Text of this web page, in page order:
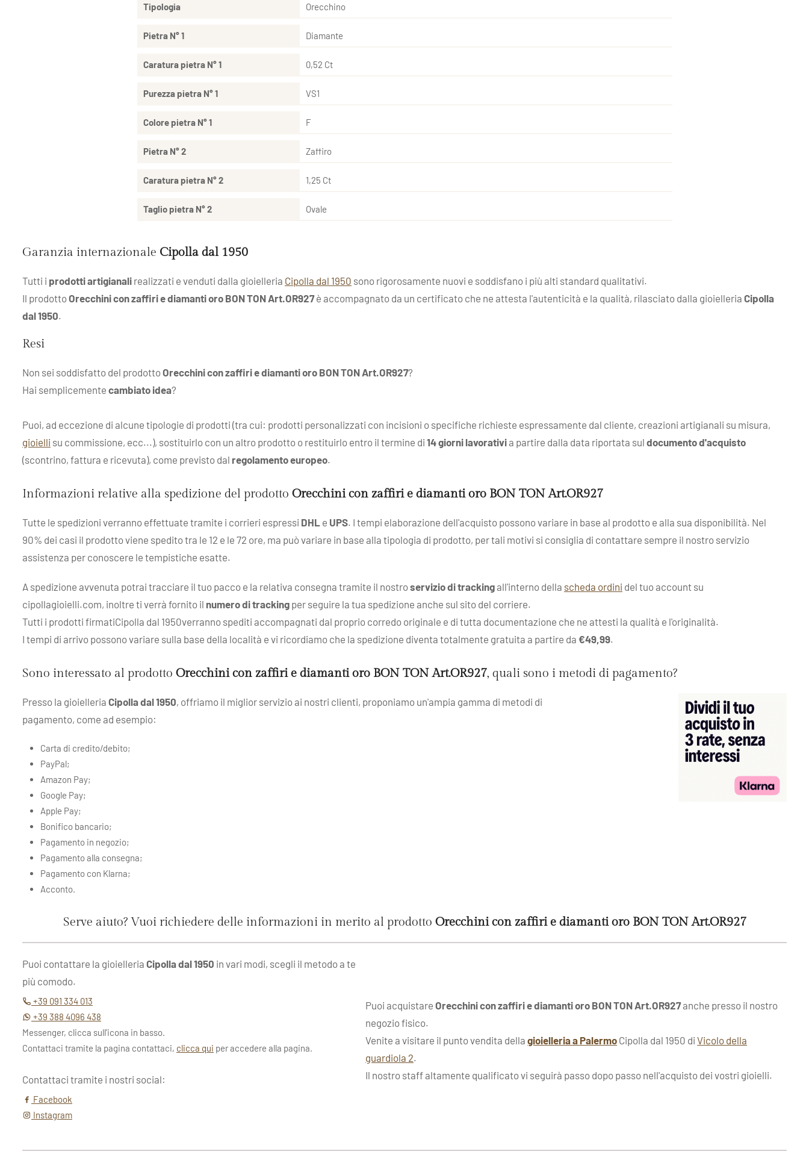
Tipologia Orecchino
Pietra N° 1 Diamante
Caratura pietra N° 1 0,52 Ct
Purezza pietra N° 1 VS1
Colore pietra N° 1 F
Pietra N° 2 Zaffiro
Caratura pietra N° 2 1,25 Ct
Taglio pietra N° 2 Ovale
Garanzia internazionale Cipolla dal 1950
Tutti i prodotti artigianali realizzati e venduti dalla gioielleria Cipolla dal 1950 sono rigorosamente nuovi e soddisfano i più alti standard qualitativi.
Il prodottoOrecchini con zaffiri e diamanti oro BON TON Art.OR927è accompagnato da un certificato che ne attesta l'autenticità e la qualità, rilasciato dalla gioielleria Cipolla
dal 1950.
Resi
Non sei soddisfatto del prodottoOrecchini con zaffiri e diamanti oro BON TON Art.OR927?
Hai semplicemente cambiato idea?
Puoi, ad eccezione di alcune tipologie di prodotti (tra cui: prodotti personalizzati con incisioni o specifiche richieste espressamente dal cliente, creazioni artigianali su misura,
gioielli su commissione, ecc...), sostituirlo con un altro prodotto o restituirlo entro il termine di 14 giorni lavorativia partire dalla data riportata sul documento d'acquisto
(scontrino, fattura e ricevuta), come previsto dal regolamento europeo.
Informazioni relative alla spedizione del prodotto Orecchini con zaffiri e diamanti oro BON TON Art.OR927
Tutte le spedizioni verranno effettuate tramite i corrieri espressi DHL e UPS. I tempi elaborazione dell'acquisto possono variare in base al prodotto e alla sua disponibilità. Nel
90% dei casi il prodotto viene spedito tra le 12 e le 72 ore, ma può variare in base alla tipologia di prodotto, per tali motivi si consiglia di contattare sempre il nostro servizio
assistenza per conoscere le tempistiche esatte.
A spedizione avvenuta potrai tracciare il tuo pacco e la relativa consegna tramite il nostroservizio di trackingall'interno della scheda ordini del tuo account su
cipollagioielli.com, inoltre ti verrà fornito il numero di tracking per seguire la tua spedizione anche sul sito del corriere.
Tutti i prodotti firmatiCipolla dal 1950verranno spediti accompagnati dal proprio corredo originale e di tutta documentazione che ne attesti la qualità e l'originalità.
I tempi di arrivo possono variare sulla base della località e vi ricordiamo che la spedizione diventa totalmente gratuita a partire da €49,99.
Sono interessato al prodotto Orecchini con zaffiri e diamanti oro BON TON Art.OR927, quali sono i metodi di pagamento?
Presso la gioielleria Cipolla dal 1950, offriamo il miglior servizio ai nostri clienti, proponiamo un'ampia gamma di metodi di
pagamento, come ad esempio:
Carta di credito/debito;
PayPal;
Amazon Pay;
Google Pay;
Apple Pay;
Bonifico bancario;
Pagamento in negozio;
Pagamento alla consegna;
Pagamento con Klarna;
Acconto.
Serve aiuto? Vuoi richiedere delle informazioni in merito al prodotto Orecchini con zaffiri e diamanti oro BON TON Art.OR927
Puoi contattare la gioielleria Cipolla dal 1950 in vari modi, scegli il metodo a te
più comodo.
+39 091 334 013
+39 388 4096 438
Messenger, clicca sull'icona in basso.
Contattaci tramite la pagina contattaci, clicca qui per accedere alla pagina.
Contattaci tramite i nostri social:
Facebook
Instagram
Puoi acquistareOrecchini con zaffiri e diamanti oro BON TON Art.OR927anche presso il nostro
negozio fisico.
Venite a visitare il punto vendita dellagioielleria a Palermo Cipolla dal 1950 diVicolo della
guardiola 2.
Il nostro staff altamente qualificato vi seguirà passo dopo passo nell'acquisto dei vostri gioielli.